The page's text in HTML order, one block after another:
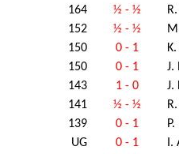
164 ½ - ½
152 ½ - ½
150 0 - 1
150 0 - 1
J.
143 1 - 0
J.
141 ½ - ½
139 0 - 1
UG 0 - 1
I.